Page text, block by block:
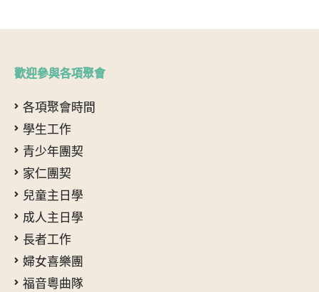
歡迎參與各項聚會
各項聚會時間
學生工作
青少年團契
家仁團契
兒童主日學
成人主日學
長者工作
婦女喜樂團
福音粵曲隊